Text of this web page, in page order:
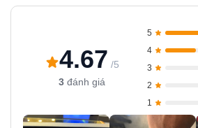
4.67 /5
3 đánh giá
5
4
3
2
1